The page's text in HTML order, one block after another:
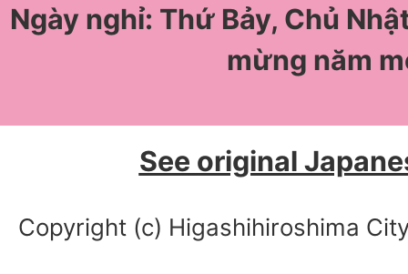
Ngày nghỉ: Thứ Bảy, Chủ
mừng năm
See original
Copyright (c) Higashihiroshima